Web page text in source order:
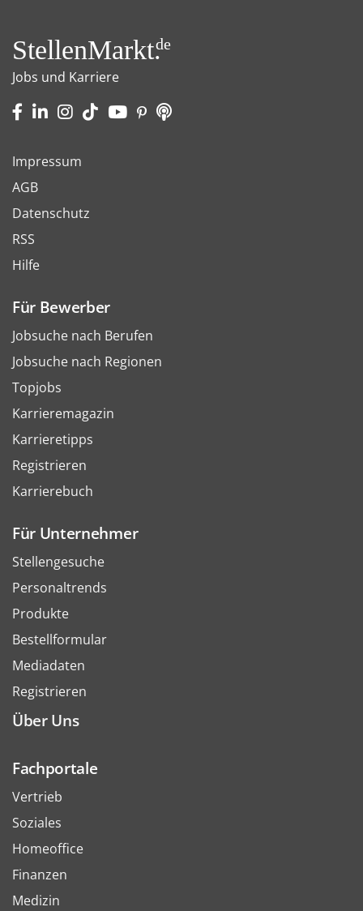
StellenMarkt.de
Jobs und Karriere
Impressum
AGB
Datenschutz
RSS
Hilfe
Für Bewerber
Jobsuche nach Berufen
Jobsuche nach Regionen
Topjobs
Karrieremagazin
Karrieretipps
Registrieren
Karrierebuch
Für Unternehmer
Stellengesuche
Personaltrends
Produkte
Bestellformular
Mediadaten
Registrieren
Über Uns
Fachportale
Vertrieb
Soziales
Homeoffice
Finanzen
Medizin